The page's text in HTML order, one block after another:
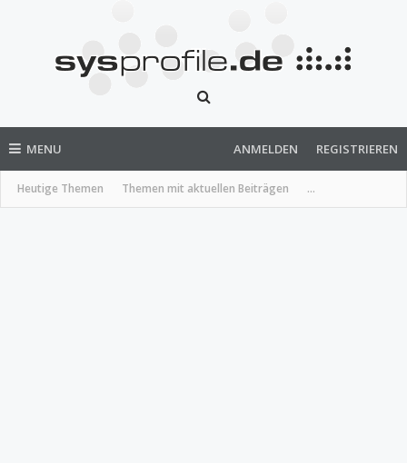
MENU
Heutige Themen Themen mit aktuellen Beiträgen ...
ANMELDEN REGISTRIEREN